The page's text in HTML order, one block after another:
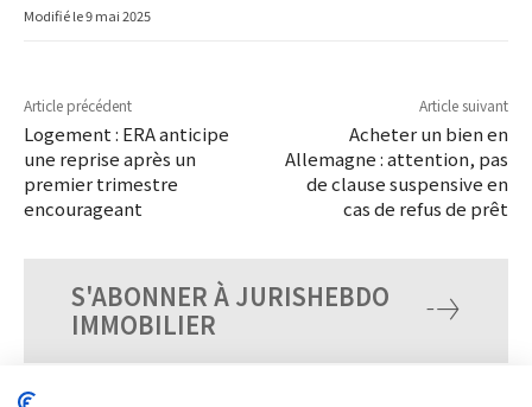
Modifié le9 mai 2025
Article précédent
Logement : ERA anticipe
une reprise après un
premier trimestre
encourageant
Article suivant
Acheter un bien en
Allemagne : attention, pas
de clause suspensive en
cas de refus de prêt
S'ABONNER À JURISHEBDO
IMMOBILIER